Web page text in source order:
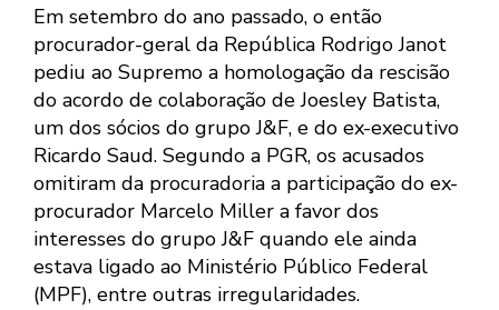
Em setembro do ano passado, o então
procurador-geral da República Rodrigo Janot
pediu ao Supremo a homologação da rescisão
do acordo de colaboração de Joesley Batista,
um dos sócios do grupo J&F, e do ex-executivo
Ricardo Saud. Segundo a PGR, os acusados
omitiram da procuradoria a participação do ex-
procurador Marcelo Miller a favor dos
interesses do grupo J&F quando ele ainda
estava ligado ao Ministério Público Federal
(MPF), entre outras irregularidades.